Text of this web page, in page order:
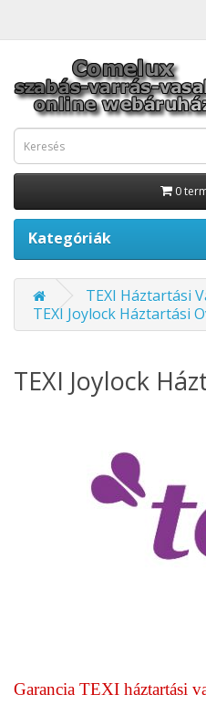
0
Kategóriák
TEXI Háztartási
TEXI Joylock Háztartási
TEXI Joylock
Garancia TEXI háztartási